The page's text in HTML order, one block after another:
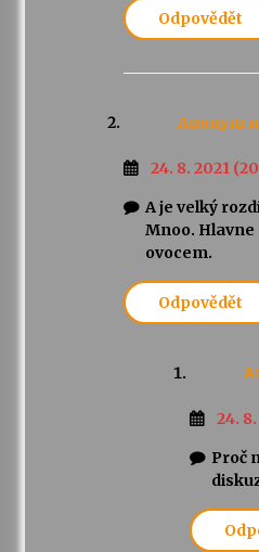
Odpovědět
Anonym
24. 8. 2021
A je velký
Mnoo.
ovocem.
Odpovědět
24.
Proč